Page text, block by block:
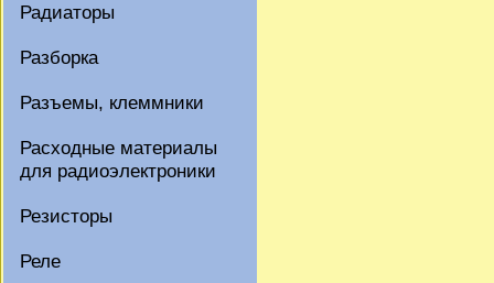
Радиаторы
Разборка
Разъемы, клеммники
Расходные материалы
для радиоэлектроники
Резисторы
Реле